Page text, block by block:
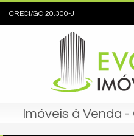
CRECI/GO 20.300-J
Imóveis à Venda